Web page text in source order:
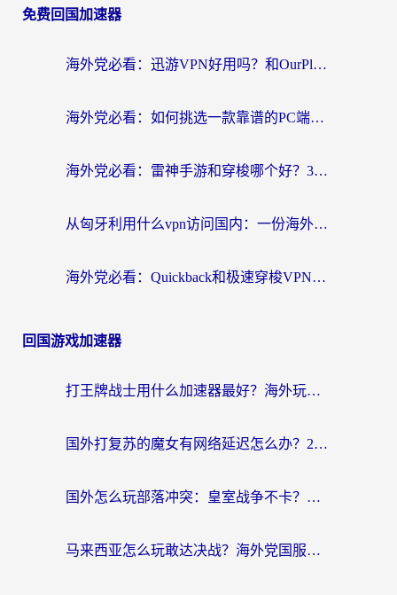
免费回国加速器
海外党必看：迅游VPN好用吗？和OurPlay VPN对比哪个回国效果更好？附真实体验测评
海外党必看：如何挑选一款靠谱的PC端VPN，让回国冲浪不再卡顿
海外党必看：雷神手游和穿梭哪个好？3步教你选对回国加速器（附实测对比）
从匈牙利用什么vpn访问国内：一份海外游子的网络归乡指南
海外党必看：Quickback和极速穿梭VPN好用吗？3步选对回国加速器实现无缝刷国内资源
回国游戏加速器
打王牌战士用什么加速器最好？海外玩家的终极选择指南
国外打复苏的魔女有网络延迟怎么办？2026海外玩家国服游戏加速全攻略
国外怎么玩部落冲突：皇室战争不卡？海外玩家畅玩国服游戏终极指南
马来西亚怎么玩敢达决战？海外党国服游戏加速避坑指南（附实测推荐）